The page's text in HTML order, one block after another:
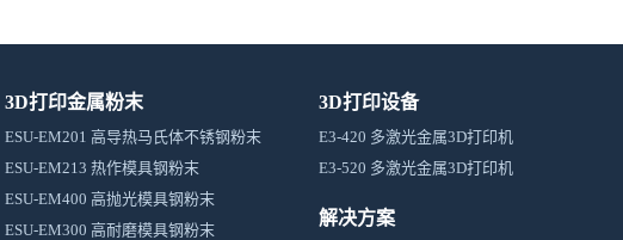
3D打印金属粉末
ESU-EM201 高导热马氏体不锈钢粉末
ESU-EM213 热作模具钢粉末
ESU-EM400 高抛光模具钢粉末
ESU-EM300 高耐磨模具钢粉末
3D打印设备
E3-420 多激光金属3D打印机
E3-520 多激光金属3D打印机
解决方案